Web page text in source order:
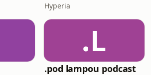
Hyperia
.L
.pod lampou podcast